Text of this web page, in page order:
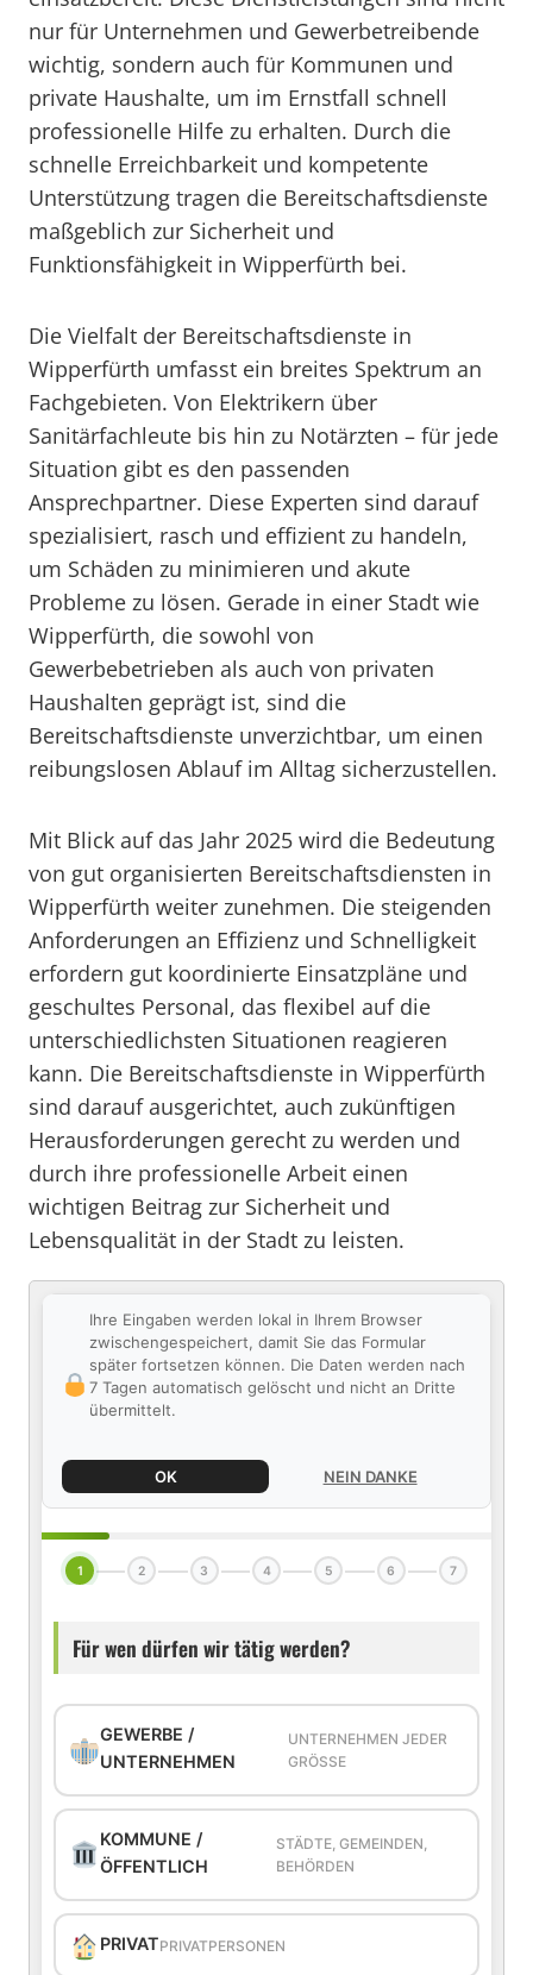
nur für Unternehmen und Gewerbetreibende
wichtig, sondern auch für Kommunen und
private Haushalte, um im Ernstfall schnell
professionelle Hilfe zu erhalten. Durch die
schnelle Erreichbarkeit und kompetente
Unterstützung tragen die Bereitschaftsdienste
maßgeblich zur Sicherheit und
Funktionsfähigkeit in Wipperfürth bei.
Die Vielfalt der Bereitschaftsdienste in
Wipperfürth umfasst ein breites Spektrum an
Fachgebieten. Von Elektrikern über
Sanitärfachleute bis hin zu Notärzten – für jede
Situation gibt es den passenden
Ansprechpartner. Diese Experten sind darauf
spezialisiert, rasch und effizient zu handeln,
um Schäden zu minimieren und akute
Probleme zu lösen. Gerade in einer Stadt wie
Wipperfürth, die sowohl von
Gewerbebetrieben als auch von privaten
Haushalten geprägt ist, sind die
Bereitschaftsdienste unverzichtbar, um einen
reibungslosen Ablauf im Alltag sicherzustellen.
Mit Blick auf das Jahr 2025 wird die Bedeutung
von gut organisierten Bereitschaftsdiensten in
Wipperfürth weiter zunehmen. Die steigenden
Anforderungen an Effizienz und Schnelligkeit
erfordern gut koordinierte Einsatzpläne und
geschultes Personal, das flexibel auf die
unterschiedlichsten Situationen reagieren
kann. Die Bereitschaftsdienste in Wipperfürth
sind darauf ausgerichtet, auch zukünftigen
Herausforderungen gerecht zu werden und
durch ihre professionelle Arbeit einen
wichtigen Beitrag zur Sicherheit und
Lebensqualität in der Stadt zu leisten.
Ihre Eingaben werden lokal in Ihrem Browser
zwischengespeichert, damit Sie das Formular
später fortsetzen können. Die Daten werden nach
7 Tagen automatisch gelöscht und nicht an Dritte
übermittelt.
OK NEIN DANKE
1 2 3 4 5 6 7
Für wen dürfen wir tätig werden?
GEWERBE /
UNTERNEHMEN
UNTERNEHMEN JEDER
GRÖSSE
KOMMUNE /
ÖFFENTLICH
STÄDTE, GEMEINDEN,
BEHÖRDEN
PRIVATPRIVATPERSONEN